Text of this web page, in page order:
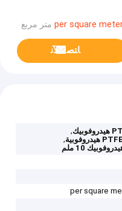
ﺎﺘﺼﻟ ﺍﻶﻧ
,
,